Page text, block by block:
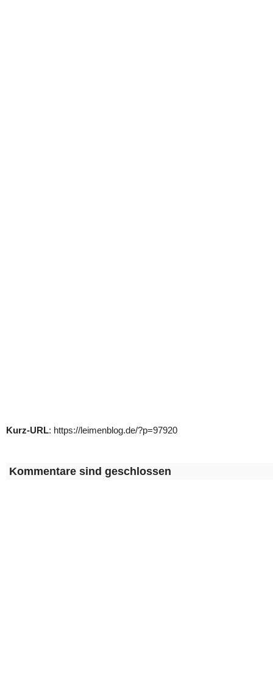
Kurz-URL: https://leimenblog.de/?p=97920
Kommentare sind geschlossen